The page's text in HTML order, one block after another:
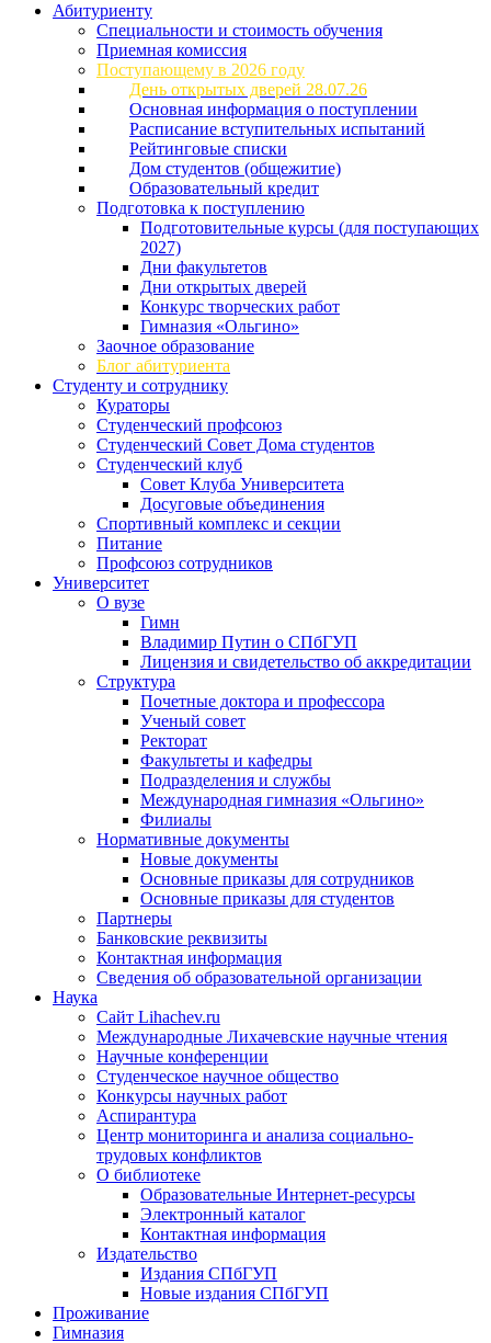
Абитуриенту
Специальности и стоимость обучения
Приемная комиссия
Поступающему в 2026 году
День открытых дверей 28.07.26
Основная информация о поступлении
Расписание вступительных испытаний
Рейтинговые списки
Дом студентов (общежитие)
Образовательный кредит
Подготовка к поступлению
Подготовительные курсы (для поступающих
2027)
Дни факультетов
Дни открытых дверей
Конкурс творческих работ
Гимназия «Ольгино»
Заочное образование
Блог абитуриента
Студенту и сотруднику
Кураторы
Студенческий профсоюз
Студенческий Совет Дома студентов
Студенческий клуб
Совет Клуба Университета
Досуговые объединения
Спортивный комплекс и секции
Питание
Профсоюз сотрудников
Университет
О вузе
Гимн
Владимир Путин о СПбГУП
Лицензия и свидетельство об аккредитации
Структура
Почетные доктора и профессора
Ученый совет
Ректорат
Факультеты и кафедры
Подразделения и службы
Международная гимназия «Ольгино»
Филиалы
Нормативные документы
Новые документы
Основные приказы для сотрудников
Основные приказы для студентов
Партнеры
Банковские реквизиты
Контактная информация
Сведения об образовательной организации
Наука
Сайт Lihachev.ru
Международные Лихачевские научные чтения
Научные конференции
Студенческое научное общество
Конкурсы научных работ
Аспирантура
Центр мониторинга и анализа социально-
трудовых конфликтов
О библиотеке
Образовательные Интернет-ресурсы
Электронный каталог
Контактная информация
Издательство
Издания СПбГУП
Новые издания СПбГУП
Проживание
Гимназия